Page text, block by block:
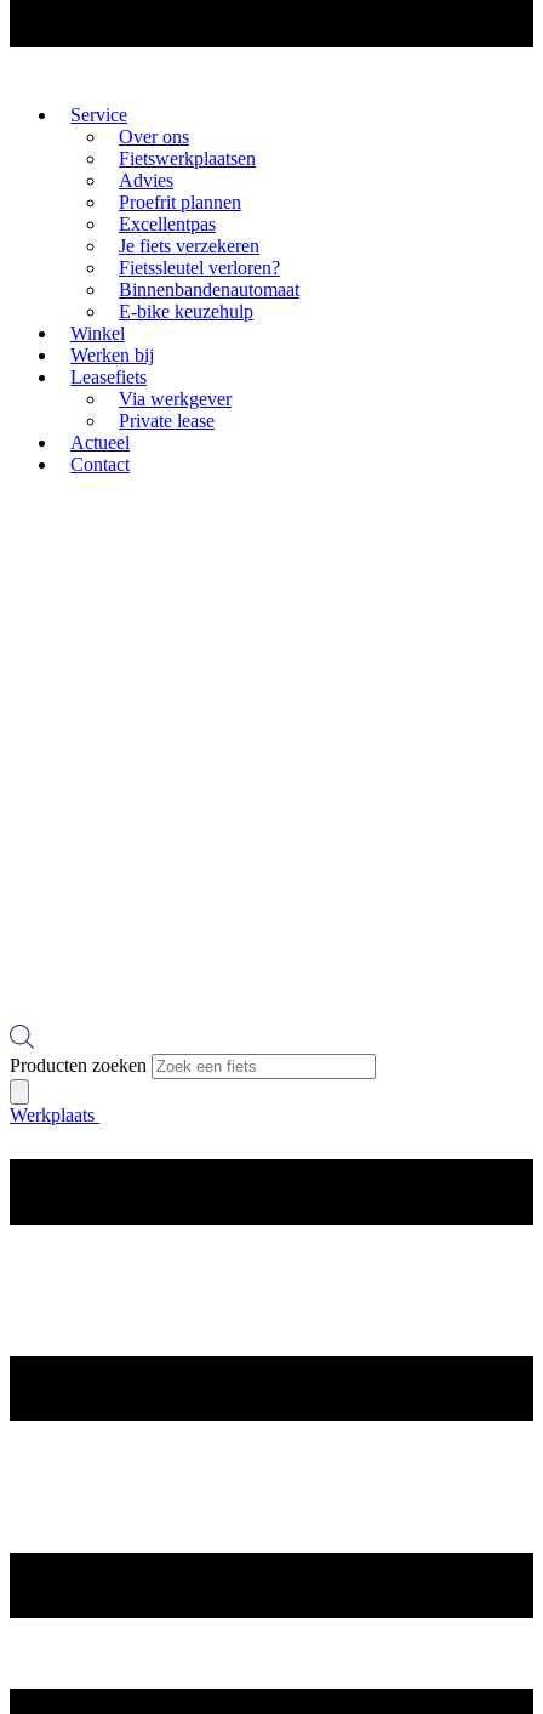
Service
Over ons
Fietswerkplaatsen
Advies
Proefrit plannen
Excellentpas
Je fiets verzekeren
Fietssleutel verloren?
Binnenbandenautomaat
E-bike keuzehulp
Winkel
Werken bij
Leasefiets
Via werkgever
Private lease
Actueel
Contact
Producten zoeken
Werkplaats